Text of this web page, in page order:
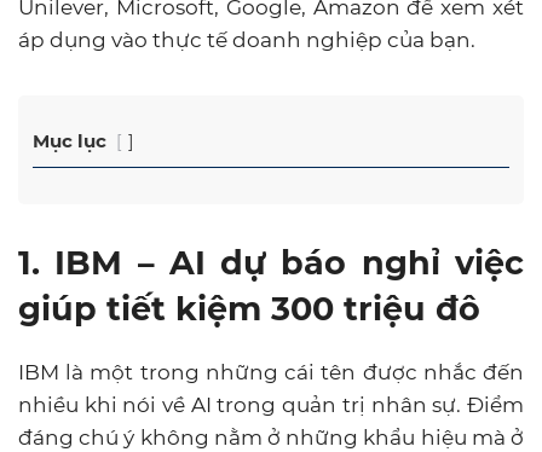
Unilever, Microsoft, Google, Amazon để xem xét
áp dụng vào thực tế doanh nghiệp của bạn.
Mục lục
1. IBM – AI dự báo nghỉ việc
giúp tiết kiệm 300 triệu đô
IBM là một trong những cái tên được nhắc đến
nhiều khi nói về AI trong quản trị nhân sự. Điểm
đáng chú ý không nằm ở những khẩu hiệu mà ở